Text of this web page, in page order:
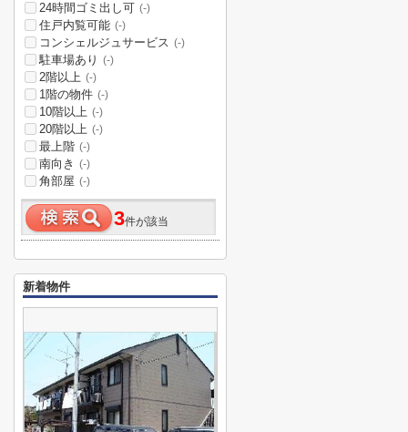
24時間ゴミ出し可 (-)
住戸内覧可能 (-)
コンシェルジュサービス (-)
駐車場あり (-)
2階以上 (-)
1階の物件 (-)
10階以上 (-)
20階以上 (-)
最上階 (-)
南向き (-)
角部屋 (-)
3件が該当
新着物件